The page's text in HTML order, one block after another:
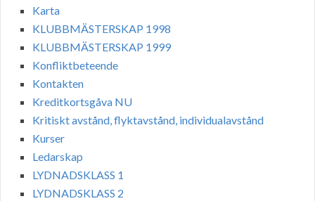
Karta
KLUBBMÄSTERSKAP 1998
KLUBBMÄSTERSKAP 1999
Konfliktbeteende
Kontakten
Kreditkortsgåva NU
Kritiskt avstånd, flyktavstånd, individualavstånd
Kurser
Ledarskap
LYDNADSKLASS 1
LYDNADSKLASS 2